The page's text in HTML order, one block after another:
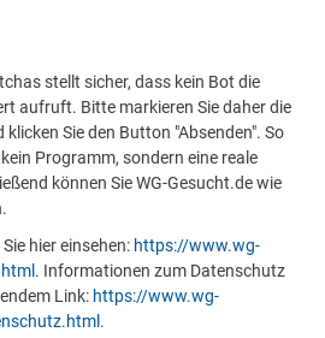
stellt sicher, dass kein Bot die
aufruft. Bitte markieren Sie daher die
Sie den Button "Absenden". So
Programm, sondern eine reale
können Sie WG-Gesucht.de wie
hier einsehen: https://www.wg-
. Informationen zum Datenschutz
Link: https://www.wg-
.